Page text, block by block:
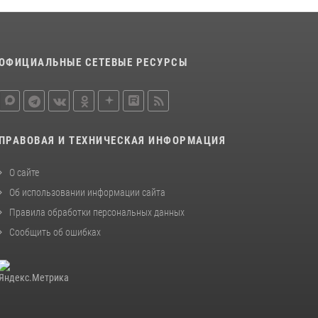
Росгвардецы проверили места массового
пребывания молодежи в районе Китай-
СЕТЕВЫЕ РЕСУРСЫ
ПРАВОВАЯ И ТЕХНИЧЕСКАЯ ИНФОРМАЦИЯ
О сайте
Об использовании информации сайта
Правила обработки персональных данных
Сообщить об ошибках